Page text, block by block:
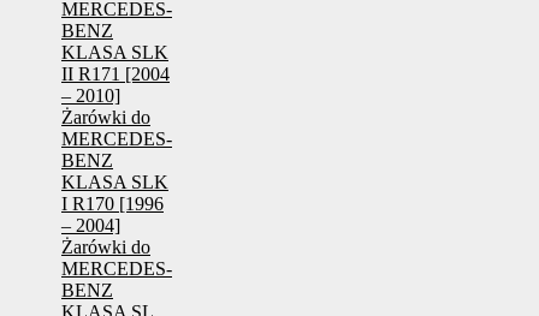
MERCEDES-
BENZ
KLASA SLK
II R171 [2004
– 2010]
Żarówki do
MERCEDES-
BENZ
KLASA SLK
I R170 [1996
– 2004]
Żarówki do
MERCEDES-
BENZ